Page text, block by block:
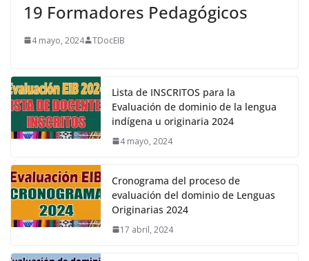
19 Formadores Pedagógicos
4 mayo, 2024 TDocEIB
Lista de INSCRITOS para la
Evaluación de dominio de la lengua
indígena u originaria 2024
4 mayo, 2024
Cronograma del proceso de
evaluación del dominio de Lenguas
Originarias 2024
17 abril, 2024